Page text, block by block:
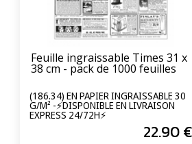
Feuille ingraissable Times 31 x
38 cm - pack de 1000 feuilles
(186.34) EN PAPIER INGRAISSABLE 30
G/M² -⚡DISPONIBLE EN LIVRAISON
EXPRESS 24/72H⚡
22.90€